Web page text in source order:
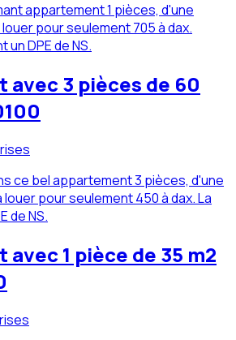
appartement 1 pièces, d'une
pour seulement 705 à dax.
DPE de NS.
avec 3 pièces de 60
ce bel appartement 3 pièces, d'une
pour seulement 450 à dax. La
de NS.
1 pièce de 35 m2